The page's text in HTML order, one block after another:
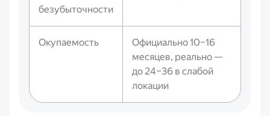
безубыточности
Окупаемость
Официально 10–16
месяцев, реально —
до 24–36 в слабой
локации